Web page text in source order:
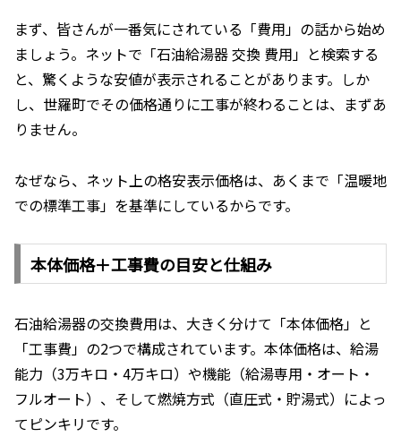
まず、皆さんが一番気にされている「費用」の話から始め
ましょう。ネットで「石油給湯器 交換 費用」と検索する
と、驚くような安値が表示されることがあります。しか
し、世羅町でその価格通りに工事が終わることは、まずあ
りません。
なぜなら、ネット上の格安表示価格は、あくまで「温暖地
での標準工事」を基準にしているからです。
本体価格＋工事費の目安と仕組み
石油給湯器の交換費用は、大きく分けて「本体価格」と
「工事費」の2つで構成されています。本体価格は、給湯
能力（3万キロ・4万キロ）や機能（給湯専用・オート・
フルオート）、そして燃焼方式（直圧式・貯湯式）によっ
てピンキリです。